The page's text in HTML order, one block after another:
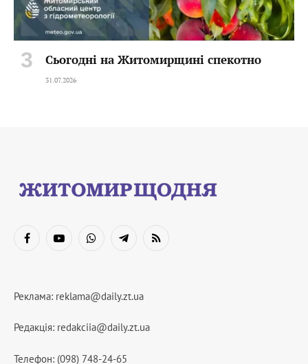
Сьогодні на Житомирщині спекотно
31.07.2026
FacebookYouTubeWhatsAppTelegramRSS
Реклама: reklama@daily.zt.ua
Редакція: redakciia@daily.zt.ua
Телефон: (098) 748-24-65